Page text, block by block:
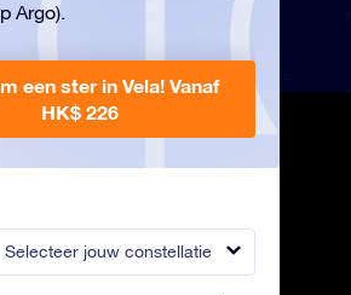
Selecteer jouw constellatie
Argo).
een ster in Vela! Vanaf
HK$ 226